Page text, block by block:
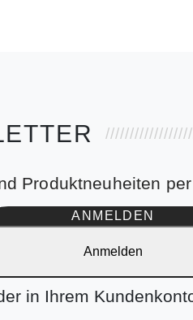
Produktneuheiten
ANMELDEN
Anmelden
in Ihrem